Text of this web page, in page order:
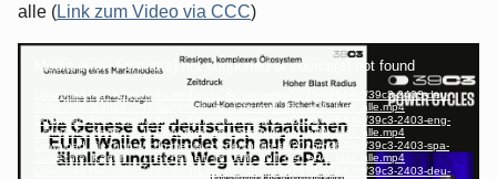
alle (Link zum Video via CCC)